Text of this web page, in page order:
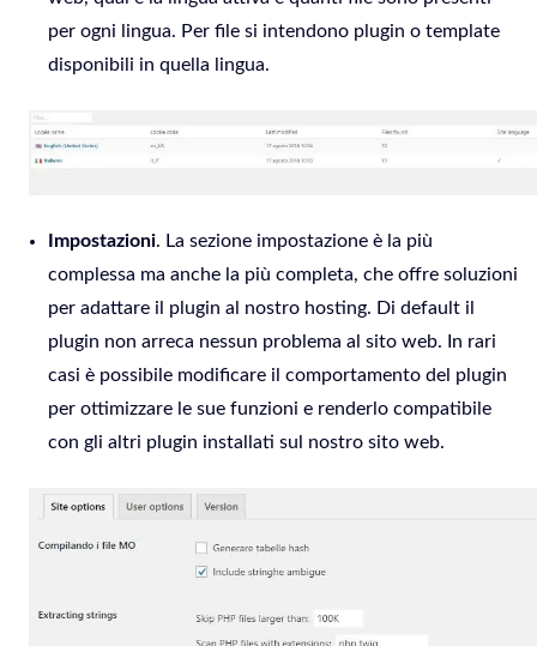
per ogni lingua. Per file si intendono plugin o template
disponibili in quella lingua.
Impostazioni. La sezione impostazione è la più
complessa ma anche la più completa, che offre soluzioni
per adattare il plugin al nostro hosting. Di default il
plugin non arreca nessun problema al sito web. In rari
casi è possibile modificare il comportamento del plugin
per ottimizzare le sue funzioni e renderlo compatibile
con gli altri plugin installati sul nostro sito web.